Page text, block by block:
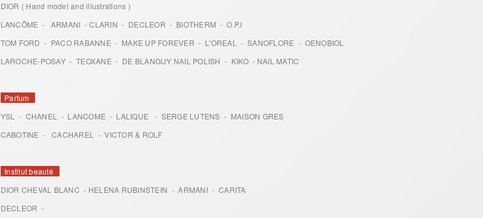
DIOR ( Hand model and illustrations )
LANCÔME - ARMANI - CLARIN - DECLEOR - BIOTHERM - O.P.I
TOM FORD - PACO RABANNE - MAKE UP FOREVER - L'OREAL - SANOFLORE - OENOBIOL
LAROCHE-POSAY - TEOXANE - DE BLANGUY NAIL POLISH - KIKO - NAIL MATIC
Parfum
YSL - CHANEL - LANCOME - LALIQUE - SERGE LUTENS - MAISON GRES
CABOTINE - CACHAREL - VICTOR & ROLF
Institut beauté
DIOR CHEVAL BLANC - HELENA RUBINSTEIN - ARMANI - CARITA
DECLEOR -